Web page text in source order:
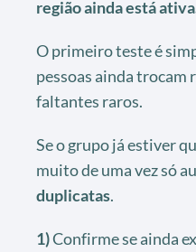
região ainda está
O primeiro teste é
pessoas ainda trocam
faltantes raros.
Se o grupo já estiver
muito de uma vez só
duplicatas.
1)Confirme se ainda